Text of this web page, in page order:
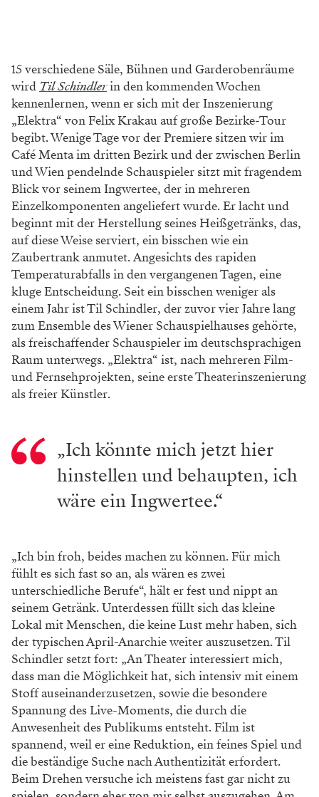
15 verschiedene Säle, Bühnen und Garderobenräume
wird Til Schindlerin den kommenden Wochen
kennenlernen, wenn er sich mit der Inszenierung
„Elektra“ von Felix Krakau auf große Bezirke-Tour
begibt. Wenige Tage vor der Premiere sitzen wir im
Café Menta im dritten Bezirk und der zwischen Berlin
und Wien pendelnde Schauspieler sitzt mit fragendem
Blick vor seinem Ingwertee, der in mehreren
Einzelkomponenten angeliefert wurde. Er lacht und
beginnt mit der Herstellung seines Heißgetränks, das,
auf diese Weise serviert, ein bisschen wie ein
Zaubertrank anmutet. Angesichts des rapiden
Temperaturabfalls in den vergangenen Tagen, eine
kluge Entscheidung. Seit ein bisschen weniger als
einem Jahr ist Til Schindler, der zuvor vier Jahre lang
zum Ensemble des Wiener Schauspielhauses gehörte,
als freischaffender Schauspieler im deutschsprachigen
Raum unterwegs. „Elektra“ ist, nach mehreren Film-
und Fernsehprojekten, seine erste Theaterinszenierung
als freier Künstler.
„Ich könnte mich jetzt hier
hinstellen und behaupten, ich
wäre ein Ingwertee.“
„Ich bin froh, beides machen zu können. Für mich
fühlt es sich fast so an, als wären es zwei
unterschiedliche Berufe“, hält er fest und nippt an
seinem Getränk. Unterdessen füllt sich das kleine
Lokal mit Menschen, die keine Lust mehr haben, sich
der typischen April-Anarchie weiter auszusetzen. Til
Schindler setzt fort: „An Theater interessiert mich,
dass man die Möglichkeit hat, sich intensiv mit einem
Stoff auseinanderzusetzen, sowie die besondere
Spannung des Live-Moments, die durch die
Anwesenheit des Publikums entsteht. Film ist
spannend, weil er eine Reduktion, ein feines Spiel und
die beständige Suche nach Authentizität erfordert.
Beim Drehen versuche ich meistens fast gar nicht zu